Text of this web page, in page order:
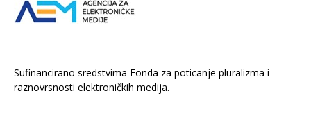
Sufinancirano sredstvima Fonda za poticanje pluralizma i
raznovrsnosti elektroničkih medija.